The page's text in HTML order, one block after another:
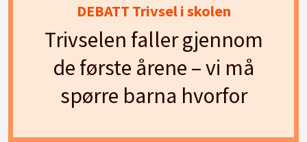
DEBATT Trivsel i skolen
Trivselen faller gjennom
de første årene – vi må
spørre barna hvorfor